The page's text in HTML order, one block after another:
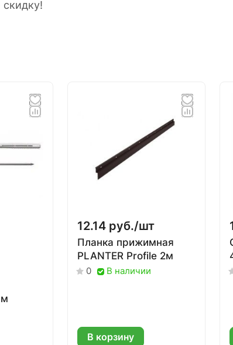
12.14 руб./шт
Планка прижимная
PLANTER Profile 2м
0 В наличии
В корзину